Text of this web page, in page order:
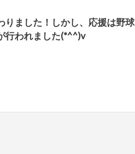
りました！しかし、応援は野球
行われました(*^^)v